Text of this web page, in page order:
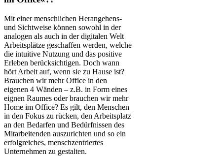
Mit einer menschlichen Herangehens-
und Sichtweise können sowohl in der
analogen als auch in der digitalen Welt
Arbeitsplätze geschaffen werden, welche
die intuitive Nutzung und das positive
Erleben berücksichtigen. Doch wann
hört Arbeit auf, wenn sie zu Hause ist?
Brauchen wir mehr Office in den
eigenen 4 Wänden – z.B. in Form eines
eignen Raumes oder brauchen wir mehr
Home im Office? Es gilt, den Menschen
in den Fokus zu rücken, den Arbeitsplatz
an den Bedarfen und Bedürfnissen des
Mitarbeitenden auszurichten und so ein
erfolgreiches, menschzentriertes
Unternehmen zu gestalten.